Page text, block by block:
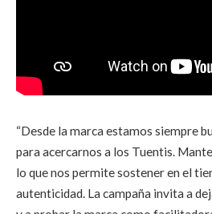
“Desde la marca estamos siempre
para acercarnos a los Tuentis.
lo que nos permite sostener en el
autenticidad. La campaña invita a